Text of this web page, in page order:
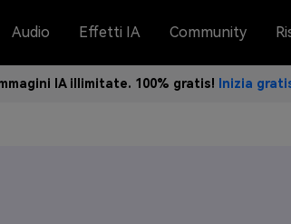
Audio Effetti IA Community
IA illimitate. 100% gratis! Inizia